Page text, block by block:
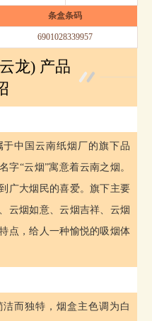
条盒条码
6901028339957
龙) 产品
中国云南纸烟厂的旗下品
字“云烟”寓意着云南之烟。
广大烟民的喜爱。旗下主要
云烟如意、云烟吉祥、云烟
点，给人一种愉悦的吸烟体
而独特，烟盒主色调为白